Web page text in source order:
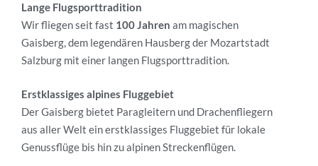
Lange Flugsporttradition
Wir fliegen seit fast 100 Jahren am magischen
Gaisberg, dem legendären Hausberg der Mozartstadt
Salzburg mit einer langen Flugsporttradition.
Erstklassiges alpines Fluggebiet
DerGaisberg bietet Paragleitern und Drachenfliegern
aus aller Welt ein erstklassiges Fluggebiet für lokale
Genussflüge bis hin zu alpinen Streckenflügen.